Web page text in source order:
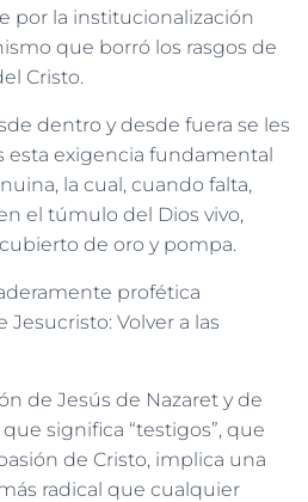
por la institucionalización
que borró los rasgos de
Cristo.
dentro y desde fuera se les
esta exigencia fundamental
la cual, cuando falta,
el túmulo del Dios vivo,
de oro y pompa.
profética
Jesucristo: Volver a las
de Jesús de Nazaret y de
significa “testigos”, que
de Cristo, implica una
radical que cualquier